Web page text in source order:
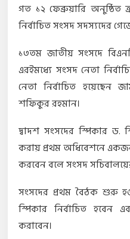
গত ১২ ফেব্রুয়ারি অনুষ্ঠিত
নির্বাচিত সংসদ সদস্যদের
১৩তম জাতীয় সংসদে
এরইমধ্যে সংসদ নেতা
নেতা নির্বাচিত হয়েছেন
শফিকুর রহমান।
দ্বাদশ সংসদের স্পিকার ড.
করায় প্রথম অধিবেশনে
করবেন বলে সংসদ
সংসদের প্রথম বৈঠক শুরু
স্পিকার নির্বাচিত হবেন
করাবেন।